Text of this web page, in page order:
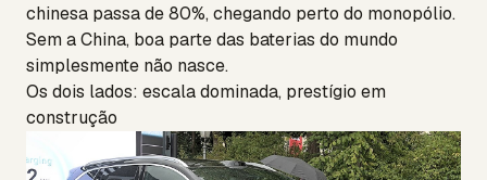
chinesa passa de 80%, chegando perto do monopólio.
Sem a China, boa parte das baterias do mundo
simplesmente não nasce.
Os dois lados: escala dominada, prestígio em
construção